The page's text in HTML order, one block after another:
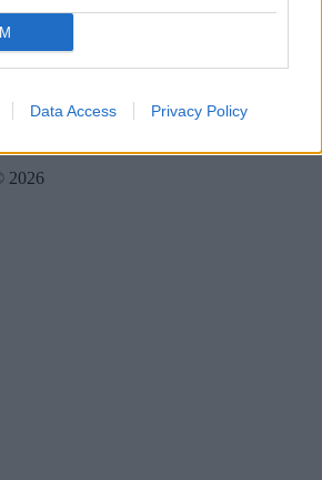
Data Access Privacy Policy
2026